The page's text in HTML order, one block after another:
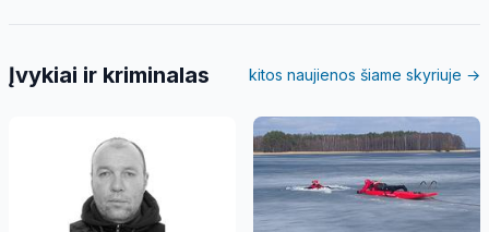
Įvykiai ir kriminalas kitos naujienos šiame skyriuje →